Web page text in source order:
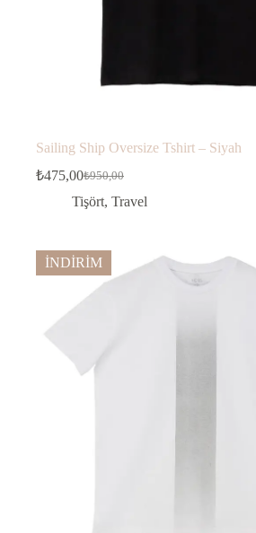
Sailing Ship Oversize Tshirt – Siyah
₺950,00
Orijinal
fiyat:
₺475,00Şu
andaki
fiyat:
Tişört, Travel
İNDİRİM